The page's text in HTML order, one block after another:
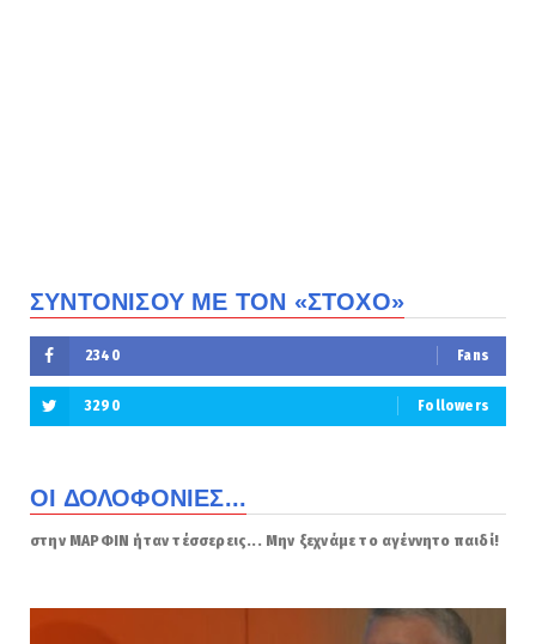
ΣΥΝΤΟΝΙΣΟΥ ΜΕ ΤΟΝ «ΣΤΟΧΟ»
2340 Fans
3290 Followers
ΟΙ ΔΟΛΟΦΟΝΙΕΣ...
στην ΜΑΡΦΙΝ ήταν τέσσερεις... Μην ξεχνάμε το αγέννητο παιδί!